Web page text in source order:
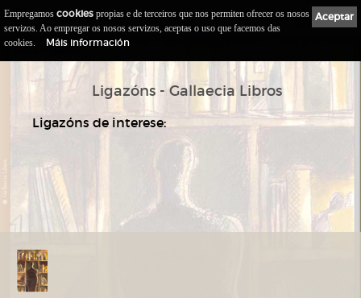
GallaeciaLibros.com 0
Ligazóns - Gallaecia Libros
Ligazóns de interese:
Aceptar
Empregamos cookies propias e de terceiros que nos permiten ofrecer os nosos
servizos. Ao empregar os nosos servizos, aceptas o uso que facemos das
cookies.
Máis información